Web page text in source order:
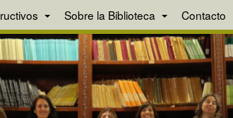
Sobre la Biblioteca Contacto